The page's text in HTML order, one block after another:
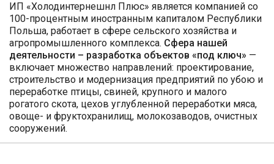
ИП «Холодинтернешнл Плюс» является компанией со
100-процентным иностранным капиталом Республики
Польша, работает в сфере сельского хозяйства и
агропромышленного комплекса. Сфера нашей
деятельности – разработка объектов «под ключ» —
включает множество направлений: проектирование,
строительство и модернизация предприятий по убою и
переработке птицы, свиней, крупного и малого
рогатого скота, цехов углубленной переработки мяса,
овоще- и фруктохранилищ, молокозаводов, очистных
сооружений.